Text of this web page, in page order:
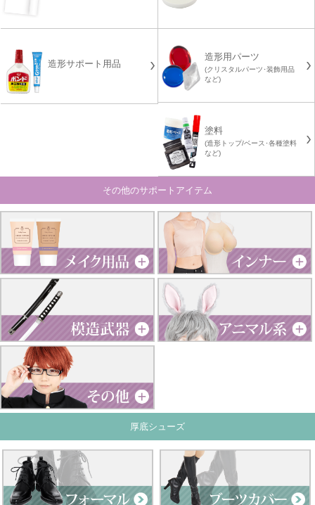
造形サポート用品
造形用パーツ
(クリスタルパーツ･装飾用品
など)
塗料
(造形トップ/ベース･各種塗料
など)
その他のサポートアイテム
厚底シューズ